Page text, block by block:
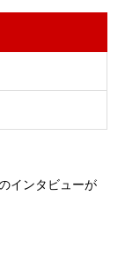
インタビューが